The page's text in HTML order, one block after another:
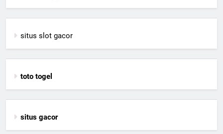
situs slot gacor
toto togel
situs gacor